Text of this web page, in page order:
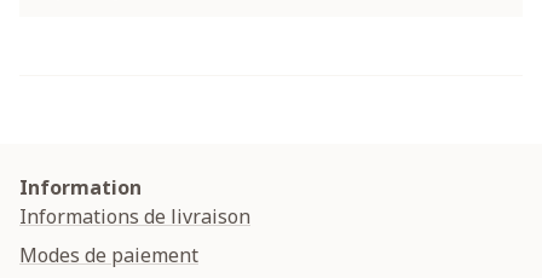
Information
Informations de livraison
Modes de paiement